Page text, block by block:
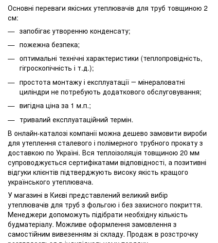
Основні переваги якісних утеплювачів для труб товщиною 2
см:
запобігає утворенню конденсату;
пожежна безпека;
оптимальні технічні характеристики (теплопровідність,
гігроскопічність і т.д.);
простота монтажу і експлуатації ― мінераловатні
циліндри не потребують додаткового обслуговування;
вигідна ціна за 1 м.п.;
тривалий експлуатаційний термін.
В онлайн-каталозі компанії можна дешево замовити вироби
для утеплення сталевого і полімерного трубного прокату з
доставкою по Україні. Вся теплоізоляція товщиною 20 мм
супроводжується сертифікатами відповідності, а позитивні
відгуки клієнтів підтверджують високу якість кращого
українського утеплювача.
У магазині в Києві представлений великий вибір
утеплювачів для труб з фольгою і без захисного покриття.
Менеджери допоможуть підібрати необхідну кількість
будматеріалу. Можливе оформлення замовлення з
самостійним вивезенням зі складу. Продаж в розстрочку